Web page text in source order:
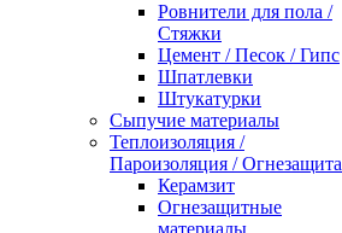
Ровнители для пола /
Стяжки
Цемент / Песок / Гипс
Шпатлевки
Штукатурки
Сыпучие материалы
Теплоизоляция /
Пароизоляция / Огнезащита
Керамзит
Огнезащитные
материалы